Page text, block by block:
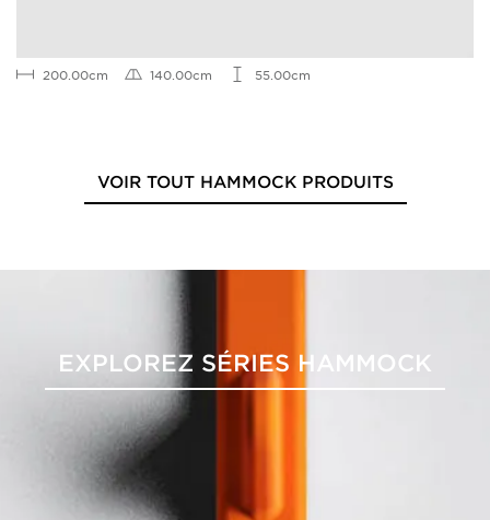
200.00cm 140.00cm 55.00cm
VOIR TOUT HAMMOCK PRODUITS
EXPLOREZ SÉRIES HAMMOCK